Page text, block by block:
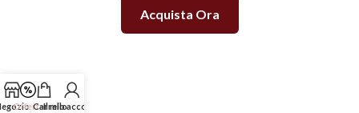
Acquista Ora
OfferteCarrello
Il mio account